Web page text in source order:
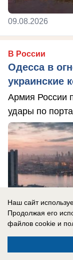
09.08.2026
В России
Одесса в
украинские
Армия России
удары по
Наш сайт
Продолжая его
файлов cookie и